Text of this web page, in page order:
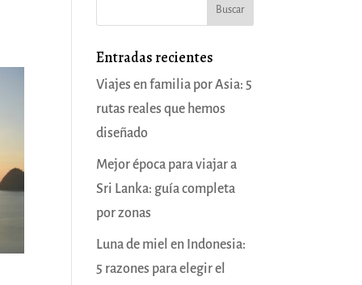
Entradas recientes
Viajes en familia por Asia: 5
rutas reales que hemos
diseñado
Mejor época para viajar a
Sri Lanka: guía completa
por zonas
Luna de miel en Indonesia:
5 razones para elegir el